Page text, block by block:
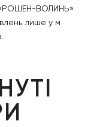
ВОЛИНЬ»
лише у м